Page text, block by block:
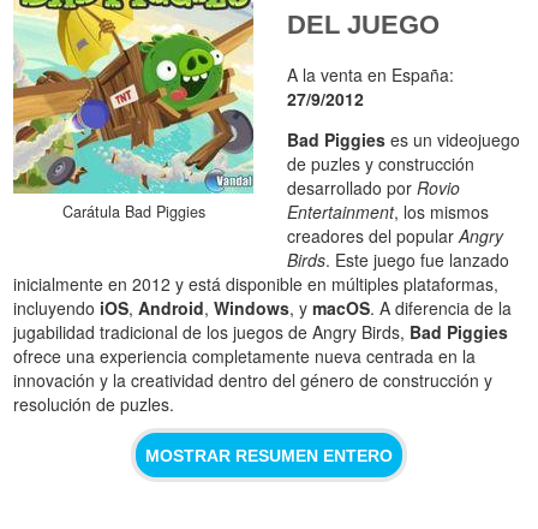
Carátula Bad Piggies
DEL JUEGO
A la venta en España:
27/9/2012
Bad Piggies es un videojuego
de puzles y construcción
desarrollado porRovio
Entertainment, los mismos
creadores del popularAngry
Birds. Este juego fue lanzado
inicialmente en 2012 y está disponible en múltiples plataformas,
incluyendo iOS,Android,Windows, ymacOS. A diferencia de la
jugabilidad tradicional de los juegos de Angry Birds, Bad Piggies
ofrece una experiencia completamente nueva centrada en la
innovación y la creatividad dentro del género de construcción y
resolución de puzles.
MOSTRAR RESUMEN ENTERO